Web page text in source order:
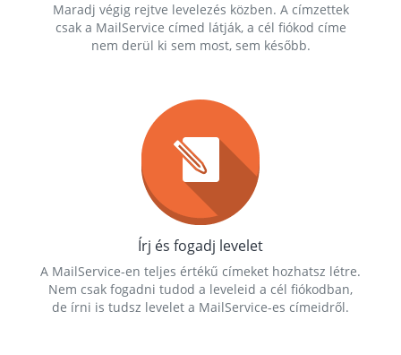
Maradj végig rejtve levelezés közben. A címzettek
csak a MailService címed látják, a cél fiókod címe
nem derül ki sem most, sem később.
Írj és fogadj levelet
A MailService-en teljes értékű címeket hozhatsz létre.
Nem csak fogadni tudod a leveleid a cél fiókodban,
de írni is tudsz levelet a MailService-es címeidről.